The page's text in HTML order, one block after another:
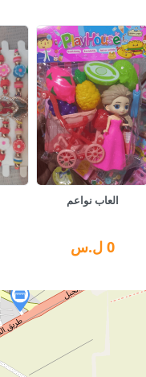
العاب نواعم
0 ل.س